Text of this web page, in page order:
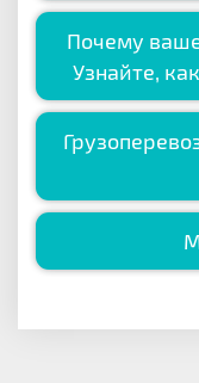
Почему
Узнайте,